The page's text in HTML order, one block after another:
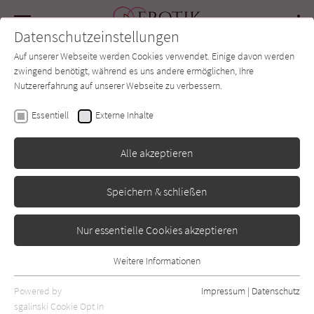
SUCHE Forum Charts Newsletter
Sarah A. Parker
To Snap A Silver Stem -
Verrat
Erscheint vsl.: November 2026
Datenschutzeinstellungen
Auf unserer Webseite werden Cookies verwendet. Einige davon werden
zwingend benötigt, während es uns andere ermöglichen, Ihre
Nutzererfahrung auf unserer Webseite zu verbessern.
Essentiell Externe Inhalte
Alle akzeptieren
Speichern & schließen
Nur essentielle Cookies akzeptieren
Essentielle Cookies werden für grundlegende Funktionen der
Webseite benötigt. Dadurch ist gewährleistet, dass die Webseite
Weitere Informationen
Powered by
sgalinski Cookie Opt In
Impressum | Datenschutz